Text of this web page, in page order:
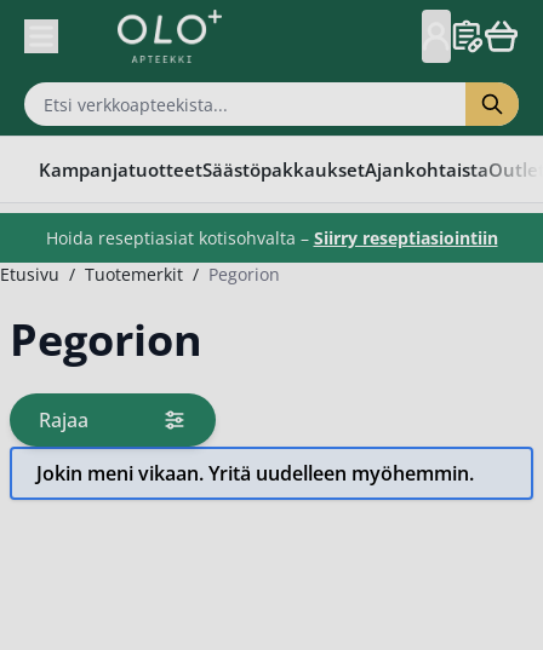
Skip to Content
KampanjatuotteetSäästöpakkauksetAjankohtaista
Hoida reseptiasiat kotisohvalta – Siirry reseptiasiointiin
Etusivu / Tuotemerkit / Pegorion
Pegorion
Rajaa
tuotteita
Jokin meni vikaan. Yritä uudelleen myöhemmin.